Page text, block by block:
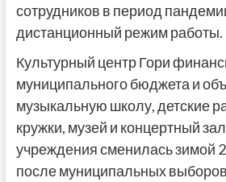
сотрудников в период
дистанционный режим работы.
Культурный центр Гори
муниципального бюджета и
музыкальную школу, детские
кружки, музей и концертный
учреждения сменилась зимой
после муниципальных